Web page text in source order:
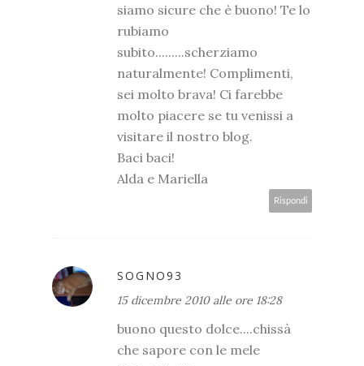
siamo sicure che è buono! Te lo
rubiamo
subito.........scherziamo
naturalmente! Complimenti,
sei molto brava! Ci farebbe
molto piacere se tu venissi a
visitare il nostro blog.
Baci baci!
Alda e Mariella
Rispondi
SOGNO93
15 dicembre 2010 alle ore 18:28
buono questo dolce....chissà
che sapore con le mele